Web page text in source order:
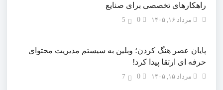
راهکارهای تخصصی برای صنایع
مرداد ۱۶, ۱۴۰۵ 5
پایان عصر هنگ کردن؛ وبلین به سیستم مدیریت محتوای
حرفه ای ارتقا پیدا کرد!
مرداد ۱۵, ۱۴۰۵ 7